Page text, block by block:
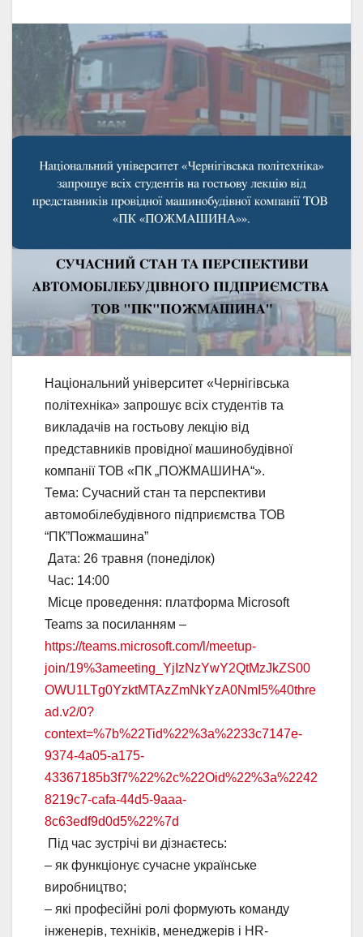
Національний університет «Чернігівська
політехніка» запрошує всіх студентів та
викладачів на гостьову лекцію від
представників провідної машинобудівної
компанії ТОВ «ПК „ПОЖМАШИНА“».
Тема: Сучасний стан та перспективи
автомобілебудівного підприємства ТОВ
“ПК”Пожмашина”
Дата: 26 травня (понеділок)
Час: 14:00
Місце проведення: платформа Microsoft
Teams за посиланням –
https://teams.microsoft.com/l/meetup-
join/19%3ameeting_YjIzNzYwY2QtMzJkZS00
OWU1LTg0YzktMTAzZmNkYzA0NmI5%40thre
ad.v2/0?
context=%7b%22Tid%22%3a%2233c7147e-
9374-4a05-a175-
43367185b3f7%22%2c%22Oid%22%3a%2242
8219c7-cafa-44d5-9aaa-
8c63edf9d0d5%22%7d
Під час зустрічі ви дізнаєтесь:
– як функціонує сучасне українське
виробництво;
– які професійні ролі формують команду
інженерів, техніків, менеджерів і HR-